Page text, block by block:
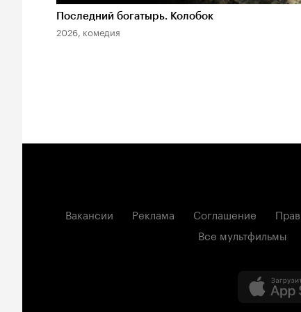
Последний богатырь. Колобок
2026, комедия
Вакансии Реклама Соглашение
Все мультфильмы